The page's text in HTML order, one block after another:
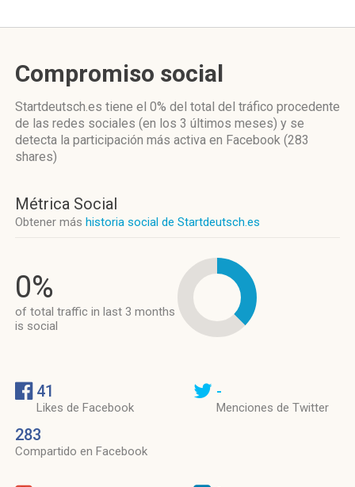
Compromiso social
Startdeutsch.es tiene el 0% del total del tráfico procedente
de las redes sociales (en los 3 últimos meses) y se
detecta la participación más activa en Facebook (283
shares)
Métrica Social
Obtener más historia social de Startdeutsch.es
0%
of total traffic in last 3 months
is social
41
Likes de Facebook
283
Compartido en Facebook
-
Menciones de Twitter